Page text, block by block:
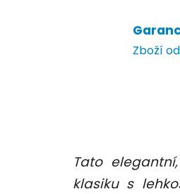
Zboží
Tato
klasiku s